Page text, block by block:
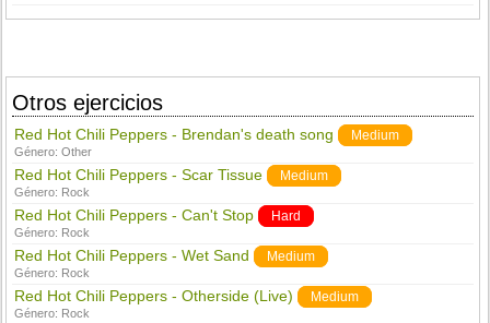
Otros ejercicios
Red Hot Chili Peppers - Brendan's death song Medium
Género:Other
Red Hot Chili Peppers - Scar Tissue Medium
Género: Rock
Red Hot Chili Peppers - Can't Stop Hard
Género: Rock
Red Hot Chili Peppers - Wet Sand Medium
Género: Rock
Red Hot Chili Peppers - Otherside (Live) Medium
Género: Rock